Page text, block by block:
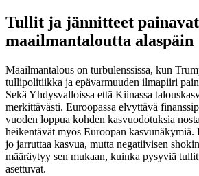
Tullit ja jännitteet painavat
maailmantaloutta alaspäin
Maailmantalous on turbulenssissa, kun
tullipolitiikka ja epävarmuuden ilmapiiri
Sekä Yhdysvalloissa että Kiinassa
merkittävästi. Euroopassa elvyttävä
vuoden loppua kohden kasvuodotuksia
heikentävät myös Euroopan kasvunäkymiä.
jo jarruttaa kasvua, mutta negatiivisen
määräytyy sen mukaan, kuinka pysyviä
asettuvat.